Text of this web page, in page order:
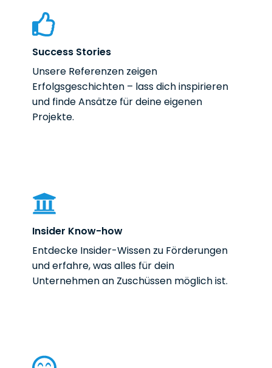
Success Stories
Unsere Referenzen zeigen
Erfolgsgeschichten – lass dich inspirieren
und finde Ansätze für deine eigenen
Projekte.
Insider Know-how
Entdecke Insider-Wissen zu Förderungen
und erfahre, was alles für dein
Unternehmen an Zuschüssen möglich ist.